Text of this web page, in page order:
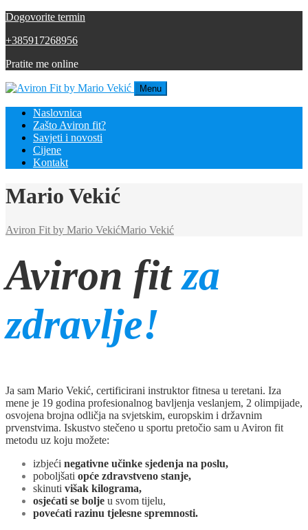
Dogovorite termin
+385917268956
Pratite me online
Menu
Naslovnica
Zašto Aviron fit?
Savjeti i novosti
Cijene
Kontakt
Mario Vekić
Aviron Fit by Mario VekićMario Vekić
Aviron fitza
zdravlje!
Ja sam Mario Vekić, certificirani instruktor fitnesa u teretani. Iza
mene je 19 godina profesionalnog bavljenja veslanjem, 2 olimpijade,
osvojena brojna odličja na svjetskim, europskim i državnim
prvenstvima. Iskustvo stečeno u sportu pretočio sam u Aviron fit
metodu uz koju možete:
izbjeći negativne učinke sjedenja na poslu,
poboljšati opće zdravstveno stanje,
skinuti višak kilograma,
osjećati se bolje u svom tijelu,
povećati razinu tjelesne spremnosti.